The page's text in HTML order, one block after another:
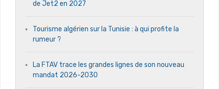
de Jet2 en 2027
Tourisme algérien sur la Tunisie : à qui profite la
rumeur ?
La FTAV trace les grandes lignes de son nouveau
mandat 2026-2030